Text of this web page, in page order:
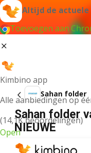
Altijd de actuele
Toevoegen aan
Kimbino app
Alle aanbiedingen op
(14,1K beoordelingen)
Open
Sahan folder
Sahan folder
NIEUWE